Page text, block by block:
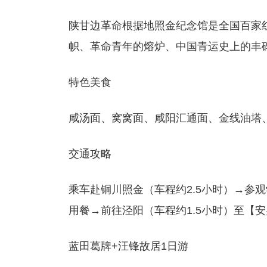
陕甘边革命根据地照金纪念馆是全国百
帜、革命青年的熔炉、中国青运史上的丰
特色美食
咸汤面、窝窝面、咸阳汇通面、金线油塔
交通攻略
乘车赴铜川照金（车程约2.5小时）→参
用餐→前往泾阳（车程约1.5小时）至【
蓝田葛牌+汪锋故居1日游